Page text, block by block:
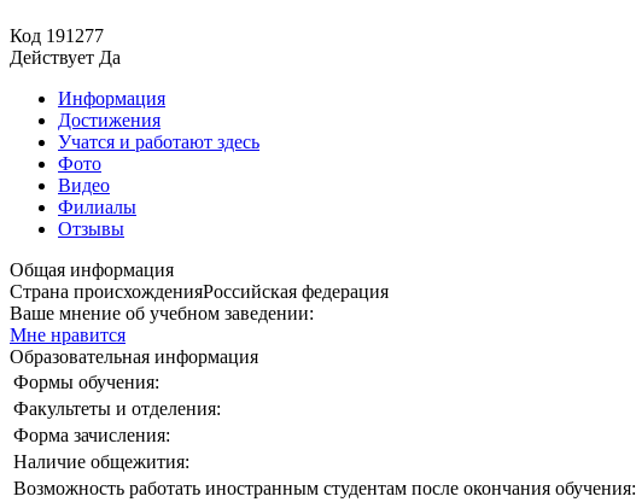
Код 191277
Действует Да
Информация
Достижения
Учатся и работают здесь
Фото
Видео
Филиалы
Отзывы
Общая информация
Страна происхожденияРоссийская федерация
Ваше мнение об учебном заведении:
Мне нравится
Образовательная информация
Формы обучения:
Факультеты и отделения:
Форма зачисления:
Наличие общежития:
Возможность работать иностранным студентам после окончания обучения: